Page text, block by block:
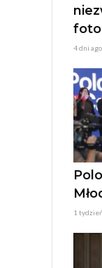
4 dni ago
1